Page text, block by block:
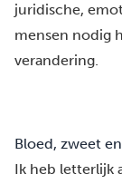
juridische,
mensen nodig
verandering.
Bloed, zweet
Ik heb letterlijk